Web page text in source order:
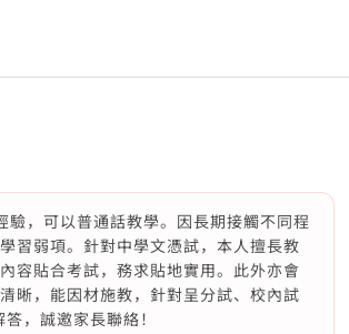
，可以普通話教學。因長期接觸不同程
習弱項。針對中學文憑試，本人擅長教
容貼合考試，務求貼地實用。此外亦會
晰，能因材施教，針對呈分試、校內試
，誠邀家長聯絡！